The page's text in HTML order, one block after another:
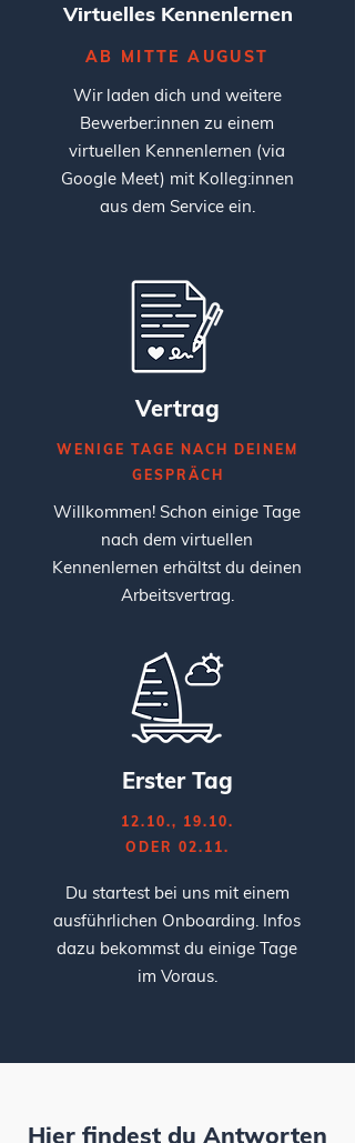
Virtuelles Kennenlernen
AB MITTE AUGUST
Wir laden dich und weitere
Bewerber:innen zu einem
virtuellen Kennenlernen (via
Google Meet) mit Kolleg:innen
aus dem Service ein.
Vertrag
WENIGE TAGE NACH DEINEM
GESPRÄCH
Willkommen! Schon einige Tage
nach dem virtuellen
Kennenlernen erhältst du deinen
Arbeitsvertrag.
Erster Tag
12.10., 19.10.
ODER 02.11.
Du startest bei uns mit einem
ausführlichen Onboarding. Infos
dazu bekommst du einige Tage
im Voraus.
Hier findest du Antworten